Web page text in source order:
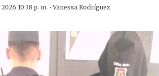
10:38 p. m. ·Vanessa Rodríguez